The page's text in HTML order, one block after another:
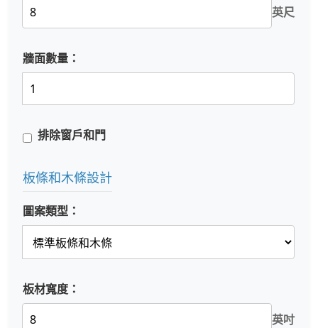
英尺
牆面數量：
排除窗戶和門
板條和木條設計
圖案類型：
板材寬度：
英吋